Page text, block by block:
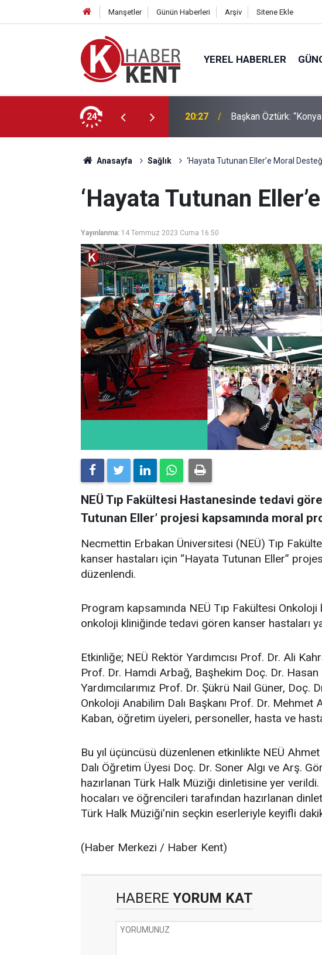
Manşetler Günün Haberleri Arşiv Sitene Ekle
YEREL HABERLER
24
Eğlenceyi Bir Araya Getiriyor 20:27 Başkan Öztürk:
Anasayfa Sağlık ‘Hayata Tutunan Eller’e Moral
‘Hayata Tutunan
Yayınlanma: 14 Temmuz 2023 Cuma 16:50
NEÜ Tıp Fakültesi Hastanesinde tedavi
Tutunan Eller’ projesi kapsamında moral
Necmettin Erbakan Üniversitesi (NEÜ) Tıp
kanser hastaları için “Hayata Tutunan Eller”
düzenlendi.
Program kapsamında NEÜ Tıp Fakültesi
onkoloji kliniğinde tedavi gören kanser hastaları
Etkinliğe; NEÜ Rektör Yardımcısı Prof. Dr. Ali
Prof. Dr. Hamdi Arbağ, Başhekim Doç. Dr.
Yardımcılarımız Prof. Dr. Şükrü Nail Güner, Doç.
Onkoloji Anabilim Dalı Başkanı Prof. Dr.
Kaban, öğretim üyeleri, personeller, hasta ve hasta
Bu yıl üçüncüsü düzenlenen etkinlikte NEÜ
Dalı Öğretim Üyesi Doç. Dr. Soner Algı ve Arş.
hazırlanan Türk Halk Müziği dinletisine yer
hocaları ve öğrencileri tarafından hazırlanan
Türk Halk Müziği’nin seçkin eserleriyle keyifli
(Haber Merkezi / Haber Kent)
HABERE YORUM KAT